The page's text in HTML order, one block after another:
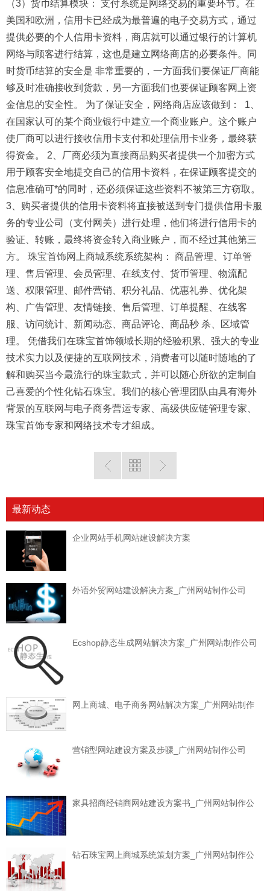
（3）货币结算模块： 支付系统是网络交易的重要环节。在
美国和欧洲，信用卡已经成为最普遍的电子交易方式，通过
提供必要的个人信用卡资料，商店就可以通过银行的计算机
网络与顾客进行结算，这也是建立网络商店的必要条件。同
时货币结算的安全是 非常重要的，一方面我们要保证厂商能
够及时准确接收到货款，另一方面我们也要保证顾客网上资
金信息的安全性。 为了保证安全，网络商店应该做到： 1、
在国家认可的某个商业银行中建立一个商业账户。这个账户
使厂商可以进行接收信用卡支付和处理信用卡业务，最终获
得资金。 2、厂商必须为直接商品购买者提供一个加密方式
用于顾客安全地提交自己的信用卡资料，在保证顾客提交的
信息准确可*的同时，还必须保证这些资料不被第三方窃取。
3、购买者提供的信用卡资料将直接被送到专门提供信用卡服
务的专业公司（支付网关）进行处理，他们将进行信用卡的
验证、转账，最终将资金转入商业账户，而不经过其他第三
方。 珠宝首饰网上商城系统系统架构： 商品管理、订单管
理、售后管理、会员管理、在线支付、货币管理、物流配
送、权限管理、邮件营销、积分礼品、优惠礼券、优化架
构、广告管理、友情链接、售后管理、订单提醒、在线客
服、访问统计、新闻动态、商品评论、商品秒 杀、区域管
理。 凭借我们在珠宝首饰领域长期的经验积累、强大的专业
技术实力以及便捷的互联网技术，消费者可以随时随地的了
解和购买当今最流行的珠宝款式，并可以随心所欲的定制自
己喜爱的个性化钻石珠宝。我们的核心管理团队由具有海外
背景的互联网与电子商务营运专家、高级供应链管理专家、
珠宝首饰专家和网络技术专才组成。
最新动态
企业网站手机网站建设解决方案
外语外贸网站建设解决方案_广州网站制作公司
Ecshop静态生成网站解决方案_广州网站制作公司
网上商城、电子商务网站解决方案_广州网站制作
营销型网站建设方案及步骤_广州网站制作公司
家具招商经销商网站建设方案书_广州网站制作公
钻石珠宝网上商城系统策划方案_广州网站制作公